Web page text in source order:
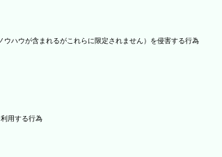
ハウが含まれるがこれらに限定されません）を侵害する行為
用する行為